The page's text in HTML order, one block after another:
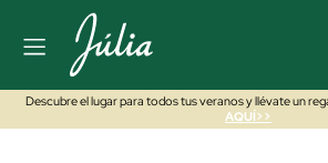
Descubre el lugar para todos tus veranos y llévate un
AQUÍ>>